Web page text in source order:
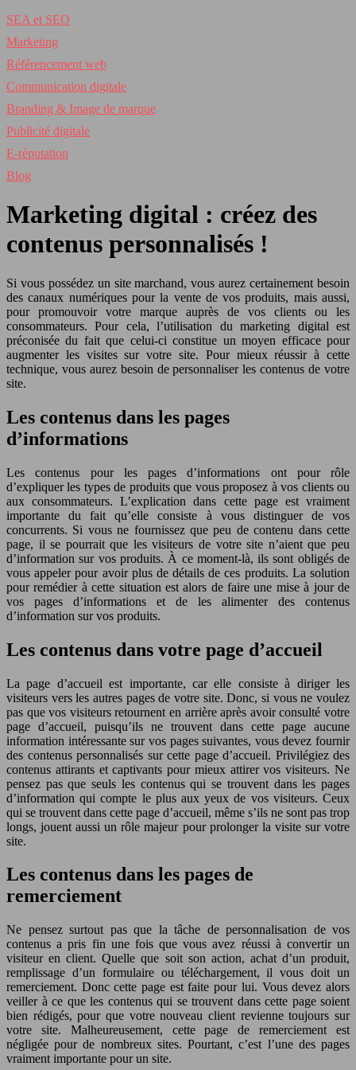
SEA et SEO
Marketing
Référencement web
Communication digitale
Branding & Image de marque
Publicité digitale
E-réputation
Blog
Marketing digital : créez des
contenus personnalisés !
Si vous possédez un site marchand, vous aurez certainement besoin
des canaux numériques pour la vente de vos produits, mais aussi,
pour promouvoir votre marque auprès de vos clients ou les
consommateurs. Pour cela, l’utilisation du marketing digital est
préconisée du fait que celui-ci constitue un moyen efficace pour
augmenter les visites sur votre site. Pour mieux réussir à cette
technique, vous aurez besoin de personnaliser les contenus de votre
site.
Les contenus dans les pages
d’informations
Les contenus pour les pages d’informations ont pour rôle
d’expliquer les types de produits que vous proposez à vos clients ou
aux consommateurs. L’explication dans cette page est vraiment
importante du fait qu’elle consiste à vous distinguer de vos
concurrents. Si vous ne fournissez que peu de contenu dans cette
page, il se pourrait que les visiteurs de votre site n’aient que peu
d’information sur vos produits. À ce moment-là, ils sont obligés de
vous appeler pour avoir plus de détails de ces produits. La solution
pour remédier à cette situation est alors de faire une mise à jour de
vos pages d’informations et de les alimenter des contenus
d’information sur vos produits.
Les contenus dans votre page d’accueil
La page d’accueil est importante, car elle consiste à diriger les
visiteurs vers les autres pages de votre site. Donc, si vous ne voulez
pas que vos visiteurs retournent en arrière après avoir consulté votre
page d’accueil, puisqu’ils ne trouvent dans cette page aucune
information intéressante sur vos pages suivantes, vous devez fournir
des contenus personnalisés sur cette page d’accueil. Privilégiez des
contenus attirants et captivants pour mieux attirer vos visiteurs. Ne
pensez pas que seuls les contenus qui se trouvent dans les pages
d’information qui compte le plus aux yeux de vos visiteurs. Ceux
qui se trouvent dans cette page d’accueil, même s’ils ne sont pas trop
longs, jouent aussi un rôle majeur pour prolonger la visite sur votre
site.
Les contenus dans les pages de
remerciement
Ne pensez surtout pas que la tâche de personnalisation de vos
contenus a pris fin une fois que vous avez réussi à convertir un
visiteur en client. Quelle que soit son action, achat d’un produit,
remplissage d’un formulaire ou téléchargement, il vous doit un
remerciement. Donc cette page est faite pour lui. Vous devez alors
veiller à ce que les contenus qui se trouvent dans cette page soient
bien rédigés, pour que votre nouveau client revienne toujours sur
votre site. Malheureusement, cette page de remerciement est
négligée pour de nombreux sites. Pourtant, c’est l’une des pages
vraiment importante pour un site.